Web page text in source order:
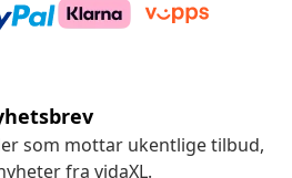
som mottar ukentlige tilbud,
fra vidaXL.